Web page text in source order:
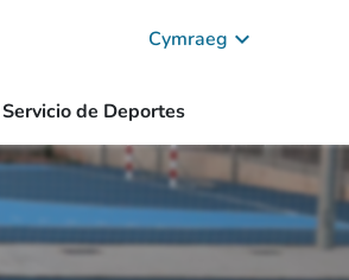
Cymraeg keyboard_arrow_down
de Deportes